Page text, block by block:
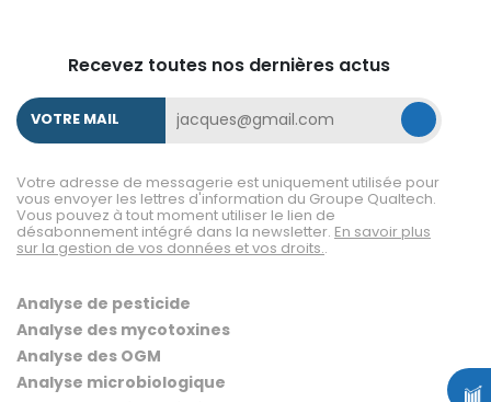
Recevez toutes nos dernières actus
VOTRE MAIL
Votre adresse de messagerie est uniquement utilisée pour
vous envoyer les lettres d'information du Groupe Qualtech.
Vous pouvez à tout moment utiliser le lien de
désabonnement intégré dans la newsletter. En savoir plus
sur la gestion de vos données et vos droits..
Analyse de pesticide
Analyse des mycotoxines
Analyse des OGM
Analyse microbiologique